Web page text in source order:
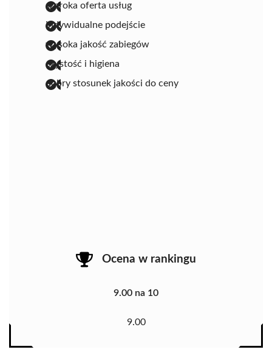
szeroka oferta usług
indywidualne podejście
wysoka jakość zabiegów
czystość i higiena
dobry stosunek jakości do ceny
Ocena w rankingu
9.00 na 10
9.00